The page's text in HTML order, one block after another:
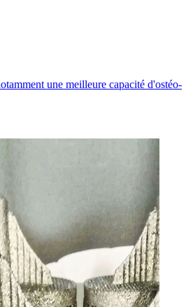
une meilleure capacité d'ostéo-